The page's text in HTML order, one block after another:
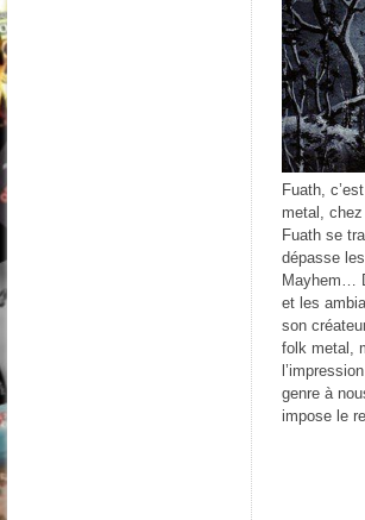
Fuath,
metal,
Fuath se
dépasse
Mayhem…
et les
son
folk metal,
genre à
impose le